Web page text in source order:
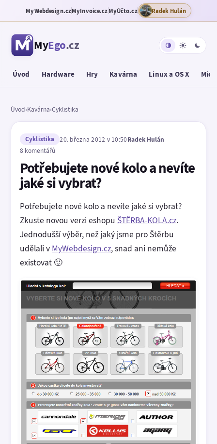
MyWebdesign.czMyInvoice.czMyÚčto.cz Radek Hulán
MyEgo.cz
Úvod Hardware Hry Kavárna Linux a OS X
Úvod›Kavárna›Cyklistika
Cyklistika 20. března 2012 v 10:50Radek Hulán
8 komentářů
Potřebujete nové kolo a nevíte
jaké si vybrat?
Potřebujete nové kolo a nevíte jaké si vybrat?
Zkuste novou verzi eshopu ŠTĚRBA-KOLA.cz.
Jednodušší výběr, než jaký jsme pro Štěrbu
udělali v MyWebdesign.cz, snad ani nemůže
existovat 🙂